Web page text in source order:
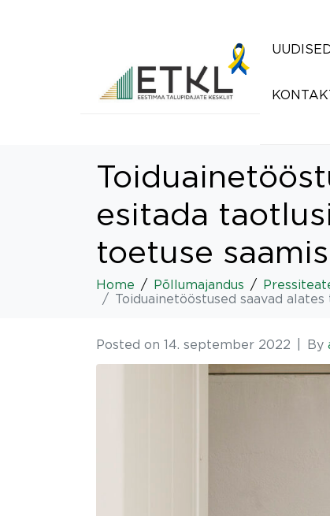
esitada
toetuse
Home Põllumajandus
Toiduainetööstused saavad
Posted on 14. september 2022 By